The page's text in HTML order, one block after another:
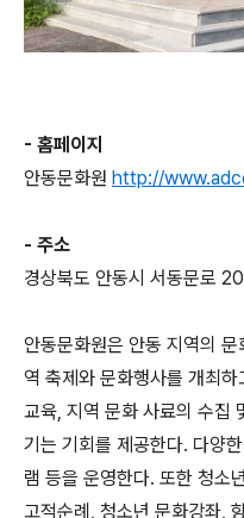
- 홈페이지
안동문화원 http://
- 주소
경상북도 안동시 서동문로
안동문화원은 안동 지역의
역 축제와 문화행사를 개최
교육, 지역 문화 사료의 수집
기는 기회를 제공한다. 다양
램 등을 운영한다. 또한 청소
고적순례, 청소년 문화강좌,